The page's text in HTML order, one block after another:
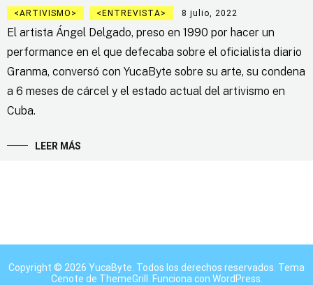
ARTIVISMO ENTREVISTA 8 julio, 2022
El artista Ángel Delgado, preso en 1990 por hacer un
performance en el que defecaba sobre el oficialista diario
Granma, conversó con YucaByte sobre su arte, su condena
a 6 meses de cárcel y el estado actual del artivismo en
Cuba.
LEER MÁS
Copyright © 2026 YucaByte . Todos los derechos reservados. Tema
Cenote de ThemeGrill. Funciona con WordPress